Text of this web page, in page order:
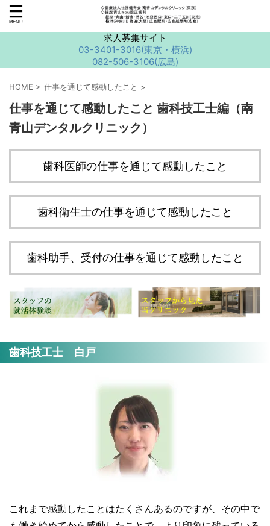
求人募集サイト
03-3401-3016(東京・横浜)
082-506-3106(広島)
HOME > 仕事を通じて感動したこと >
仕事を通じて感動したこと 歯科技工士編（南
青山デンタルクリニック）
歯科医師の仕事を通じて感動したこと
歯科衛生士の仕事を通じて感動したこと
歯科助手、受付の仕事を通じて感動したこと
歯科技工士 白戸
これまで感動したことはたくさんあるのですが、その中で